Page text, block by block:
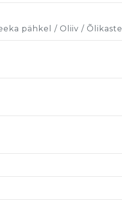
pähkel / Oliiv / Õlikaste